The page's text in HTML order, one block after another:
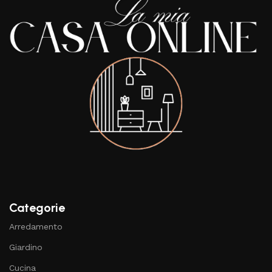
Categorie
Arredamento
Giardino
Cucina